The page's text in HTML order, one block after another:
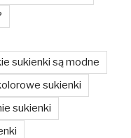
sukienki są modne
sukienki
sukienki